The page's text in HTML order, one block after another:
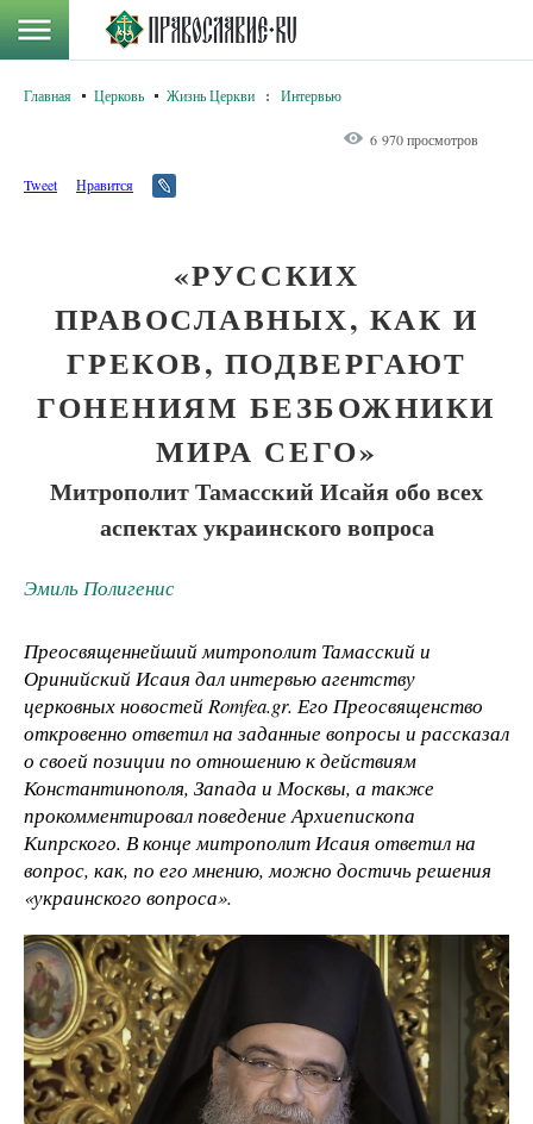
Главная Церковь Жизнь Церкви : Интервью
6 970 просмотров
Tweet Нравится
«РУССКИХ
ПРАВОСЛАВНЫХ, КАК И
ГРЕКОВ, ПОДВЕРГАЮТ
ГОНЕНИЯМ БЕЗБОЖНИКИ
МИРА СЕГО»
Митрополит Тамасский Исайя обо всех
аспектах украинского вопроса
Эмиль Полигенис
Преосвященнейший митрополит Тамасский и
Оринийский Исаия дал интервью агентству
церковных новостей Romfea.gr. Его Преосвященство
откровенно ответил на заданные вопросы и рассказал
о своей позиции по отношению к действиям
Константинополя, Запада и Москвы, а также
прокомментировал поведение Архиепископа
Кипрского. В конце митрополит Исаия ответил на
вопрос, как, по его мнению, можно достичь решения
«украинского вопроса».